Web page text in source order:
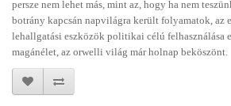
persze nem lehet más, mint az, hogy ha nem
botrány kapcsán napvilágra került folyamatok, az
lehallgatási eszközök politikai célú felhasználása
magánélet, az orwelli világ már holnap beköszönt.